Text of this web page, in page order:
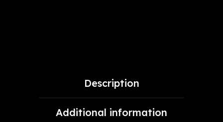
Description
Additional information